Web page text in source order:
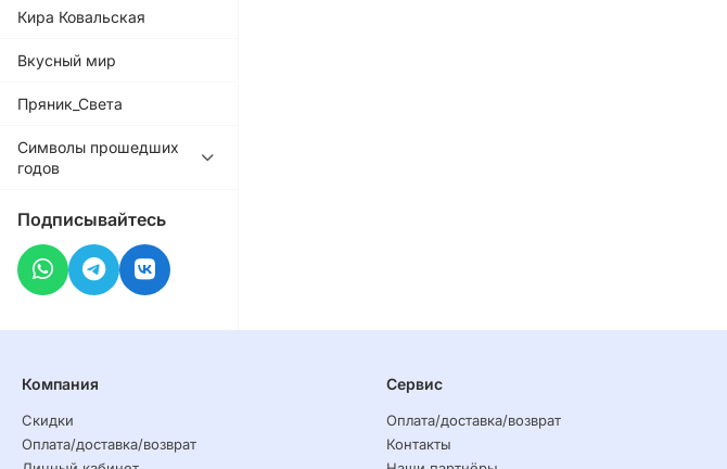
Кира Ковальская
Вкусный мир
Пряник_Света
Символы прошедших
годов
Подписывайтесь
Компания
Скидки
Оплата/доставка/возврат
Сервис
Оплата/доставка/возврат
Контакты